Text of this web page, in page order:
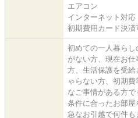
エアコン
インターネット対応
初期費用カード決済
初めての一人暮ら
がない方、現在お
方、生活保護を受
ゃらない方、初期
なご事情がある方
条件に合ったお部屋
急なお引越で何件